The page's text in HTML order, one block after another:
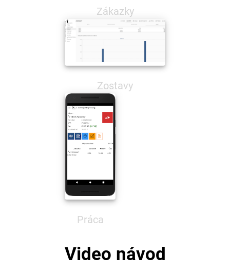
Zákazky
Zostavy
Práca
Video návod